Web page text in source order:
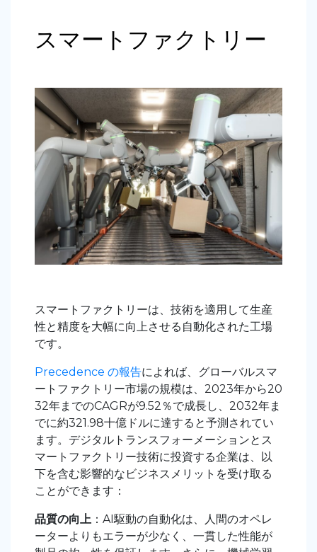
スマートファクトリー
スマートファクトリーは、技術を適用して生産
性と精度を大幅に向上させる自動化された工場
です。
Precedence の報告によれば、グローバルスマ
ートファクトリー市場の規模は、2023年から20
32年までのCAGRが9.52％で成長し、2032年ま
でに約321.98十億ドルに達すると予測されてい
ます。デジタルトランスフォーメーションとス
マートファクトリー技術に投資する企業は、以
下を含む影響的なビジネスメリットを受け取る
ことができます：
品質の向上 ：AI駆動の自動化は、人間のオペレ
ーターよりもエラーが少なく、一貫した性能が